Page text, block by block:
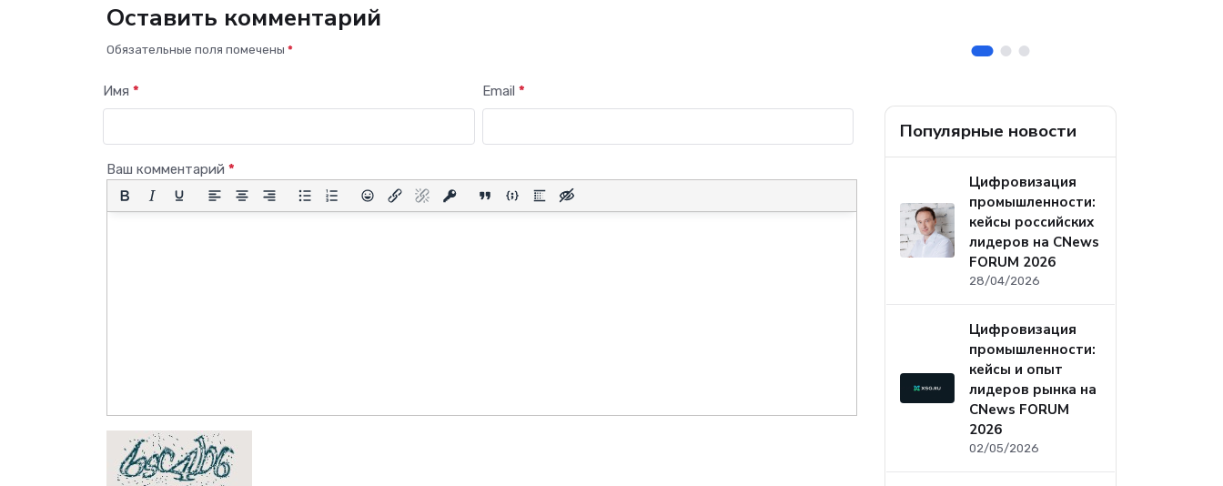
Оставить комментарий
Обязательные поля помечены *
Имя * Email *
Ваш комментарий *
Популярные новости
Цифровизация
промышленности:
кейсы российских
лидеров на CNews
FORUM 2026
28/04/2026
Цифровизация
промышленности:
кейсы и опыт
лидеров рынка на
CNews FORUM
2026
02/05/2026